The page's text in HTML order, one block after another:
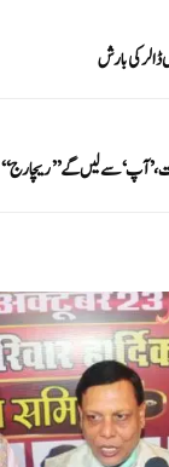
ڈالر کی بارش
’آپ‘ سے لیں گے ’’ریچارج‘‘